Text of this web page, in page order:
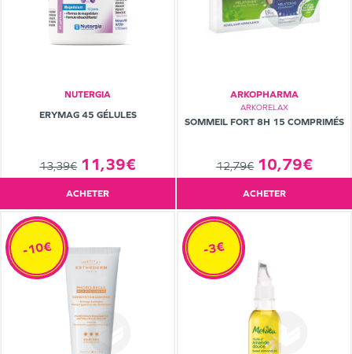
NUTERGIA
ERYMAG 45 GÉLULES
13,39€ 11,39€
ACHETER
ARKOPHARMA
ARKORELAX
SOMMEIL FORT 8H 15 COMPRIMÉS
12,79€ 10,79€
ACHETER
-10€ -3€